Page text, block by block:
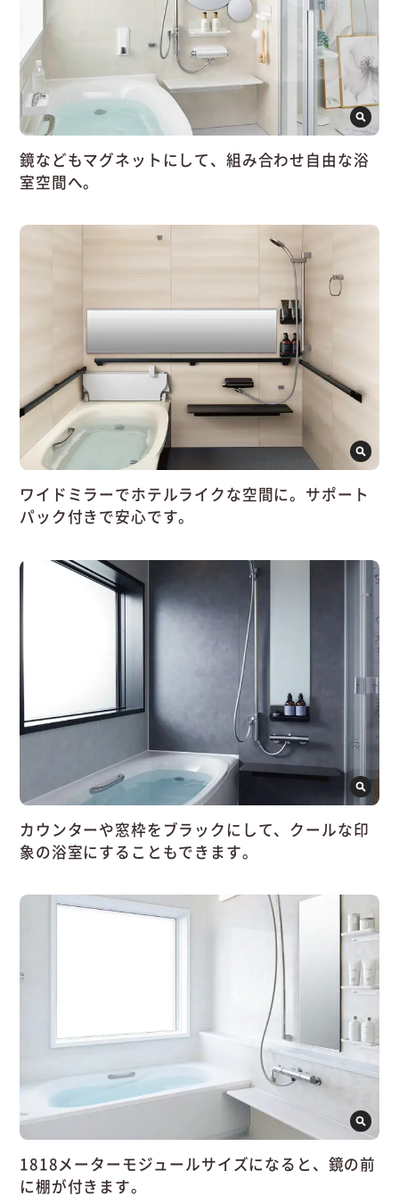
鏡などもマグネットにして、組み合わせ自由な浴
室空間へ。
ワイドミラーでホテルライクな空間に。サポート
パック付きで安心です。
カウンターや窓枠をブラックにして、クールな印
象の浴室にすることもできます。
1818メーターモジュールサイズになると、鏡の前
に棚が付きます。